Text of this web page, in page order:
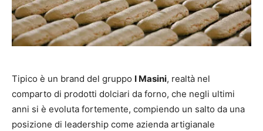
Tipico è un brand del gruppo I Masini, realtà nel
comparto di prodotti dolciari da forno, che negli ultimi
anni si è evoluta fortemente, compiendo un salto da una
posizione di leadership come azienda artigianale